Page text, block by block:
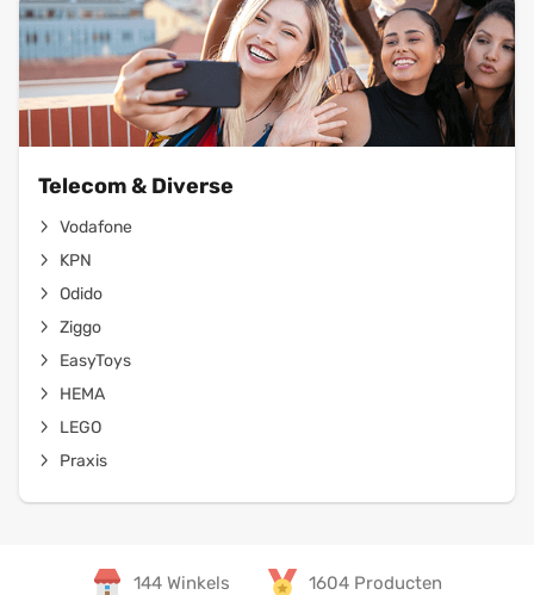
Telecom & Diverse
Vodafone
KPN
Odido
Ziggo
EasyToys
HEMA
LEGO
Praxis
144 Winkels 1604 Producten